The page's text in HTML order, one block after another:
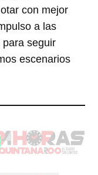
con mejor
a las
seguir
escenarios